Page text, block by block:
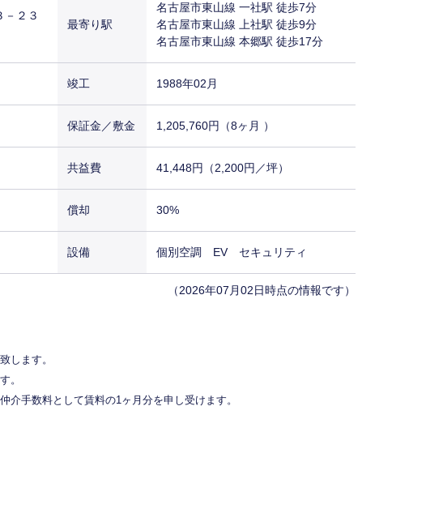
－２３
最寄り駅
名古屋市東山線 一社駅 徒歩7分
名古屋市東山線 上社駅 徒歩9分
名古屋市東山線 本郷駅 徒歩17分
竣工 1988年02月
保証金／敷金 1,205,760円（8ヶ月 ）
共益費 41,448円（2,200円／坪）
償却 30%
設備 個別空調 EV セキュリティ
（2026年07月02日時点の情報です）
します。
。
介手数料として賃料の1ヶ月分を申し受けます。